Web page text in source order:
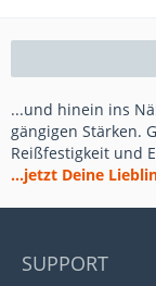
...und hinein ins
gängigen Stärken.
Reißfestigkeit und
...jetzt Deine
SUPPORT